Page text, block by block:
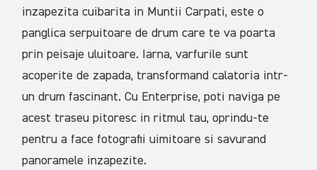
inzapezita cuibarita in Muntii Carpati, este o
panglica serpuitoare de drum care te va poarta
prin peisaje uluitoare. Iarna, varfurile sunt
acoperite de zapada, transformand calatoria intr-
un drum fascinant. Cu Enterprise, poti naviga pe
acest traseu pitoresc in ritmul tau, oprindu-te
pentru a face fotografii uimitoare si savurand
panoramele inzapezite.